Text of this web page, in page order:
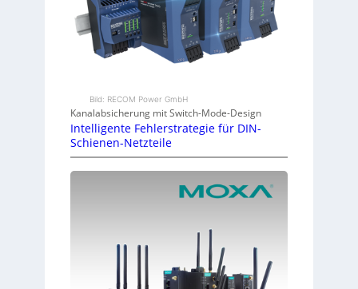
Bild: RECOM Power GmbH
Kanalabsicherung mit Switch-Mode-Design
Intelligente Fehlerstrategie für DIN-
Schienen-Netzteile